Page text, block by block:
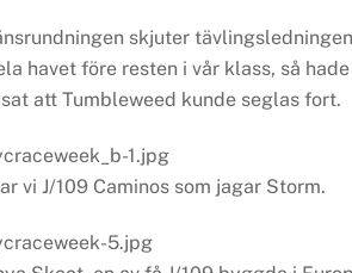
skjuter
havet före resten i vår klass, så
att Tumbleweed kunde seglas fort.
vi J/109 Caminos som jagar Storm.